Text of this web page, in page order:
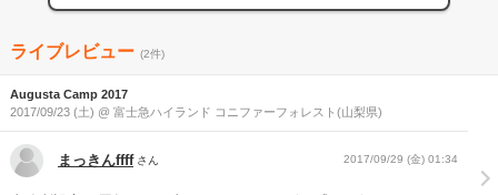
ライブレビュー (2件)
Augusta Camp 2017
2017/09/23 (土) @ 富士急ハイランド コニファーフォレスト(山梨県)
まっきんffffさん 2017/09/29 (金) 01:34